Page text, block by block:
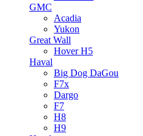
GMC
Acadia
Yukon
Great Wall
Hover H5
Haval
Big Dog DaGou
F7x
Dargo
F7
H8
H9